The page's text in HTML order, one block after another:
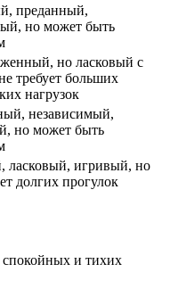
преданный,
но может быть
но ласковый с
требует больших
нагрузок
независимый,
но может быть
игривый, но
долгих прогулок
спокойных и тихих